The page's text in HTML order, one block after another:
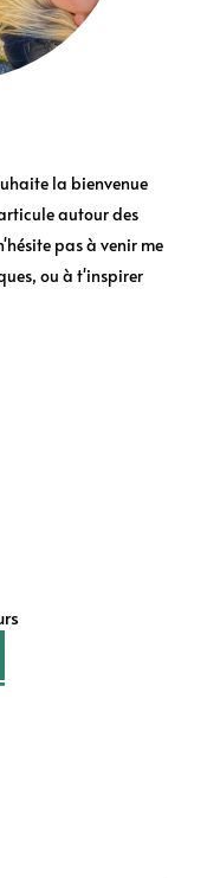
la bienvenue
autour des
pas à venir me
ou à t'inspirer